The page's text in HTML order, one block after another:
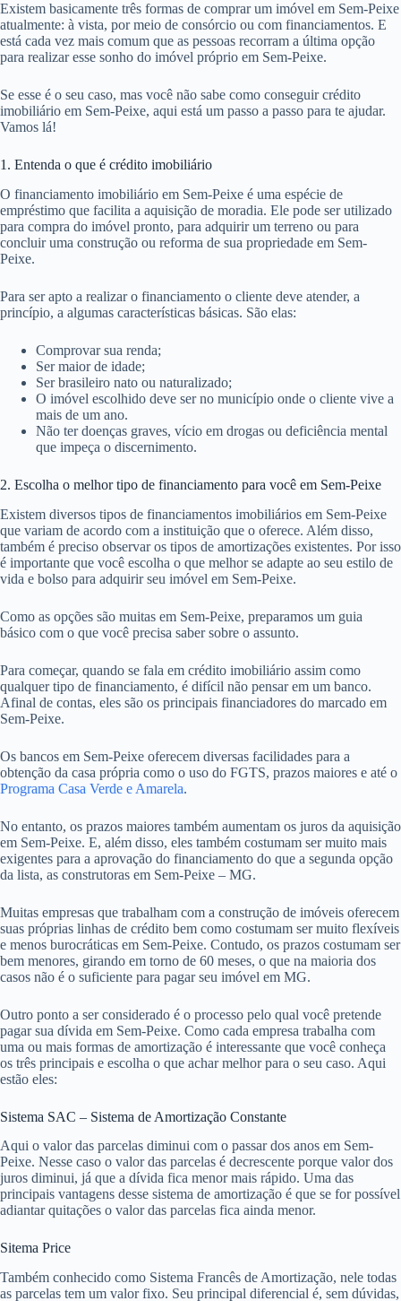
Existem basicamente três formas de comprar um imóvel em Sem-Peixe
atualmente: à vista, por meio de consórcio ou com financiamentos. E
está cada vez mais comum que as pessoas recorram a última opção
para realizar esse sonho do imóvel próprio em Sem-Peixe.
Se esse é o seu caso, mas você não sabe como conseguir crédito
imobiliário em Sem-Peixe, aqui está um passo a passo para te ajudar.
Vamos lá!
1. Entenda o que é crédito imobiliário
O financiamento imobiliário em Sem-Peixe é uma espécie de
empréstimo que facilita a aquisição de moradia. Ele pode ser utilizado
para compra do imóvel pronto, para adquirir um terreno ou para
concluir uma construção ou reforma de sua propriedade em Sem-
Peixe.
Para ser apto a realizar o financiamento o cliente deve atender, a
princípio, a algumas características básicas. São elas:
Comprovar sua renda;
Ser maior de idade;
Ser brasileiro nato ou naturalizado;
O imóvel escolhido deve ser no município onde o cliente vive a
mais de um ano.
Não ter doenças graves, vício em drogas ou deficiência mental
que impeça o discernimento.
2. Escolha o melhor tipo de financiamento para você em Sem-Peixe
Existem diversos tipos de financiamentos imobiliários em Sem-Peixe
que variam de acordo com a instituição que o oferece. Além disso,
também é preciso observar os tipos de amortizações existentes. Por isso
é importante que você escolha o que melhor se adapte ao seu estilo de
vida e bolso para adquirir seu imóvel em Sem-Peixe.
Como as opções são muitas em Sem-Peixe, preparamos um guia
básico com o que você precisa saber sobre o assunto.
Para começar, quando se fala em crédito imobiliário assim como
qualquer tipo de financiamento, é difícil não pensar em um banco.
Afinal de contas, eles são os principais financiadores do marcado em
Sem-Peixe.
Os bancos em Sem-Peixe oferecem diversas facilidades para a
obtenção da casa própria como o uso do FGTS, prazos maiores e até o
Programa Casa Verde e Amarela.
No entanto, os prazos maiores também aumentam os juros da aquisição
em Sem-Peixe. E, além disso, eles também costumam ser muito mais
exigentes para a aprovação do financiamento do que a segunda opção
da lista, as construtoras em Sem-Peixe – MG.
Muitas empresas que trabalham com a construção de imóveis oferecem
suas próprias linhas de crédito bem como costumam ser muito flexíveis
e menos burocráticas em Sem-Peixe. Contudo, os prazos costumam ser
bem menores, girando em torno de 60 meses, o que na maioria dos
casos não é o suficiente para pagar seu imóvel em MG.
Outro ponto a ser considerado é o processo pelo qual você pretende
pagar sua dívida em Sem-Peixe. Como cada empresa trabalha com
uma ou mais formas de amortização é interessante que você conheça
os três principais e escolha o que achar melhor para o seu caso. Aqui
estão eles:
Sistema SAC – Sistema de Amortização Constante
Aqui o valor das parcelas diminui com o passar dos anos em Sem-
Peixe. Nesse caso o valor das parcelas é decrescente porque valor dos
juros diminui, já que a dívida fica menor mais rápido. Uma das
principais vantagens desse sistema de amortização é que se for possível
adiantar quitações o valor das parcelas fica ainda menor.
Sitema Price
Também conhecido como Sistema Francês de Amortização, nele todas
as parcelas tem um valor fixo. Seu principal diferencial é, sem dúvidas,